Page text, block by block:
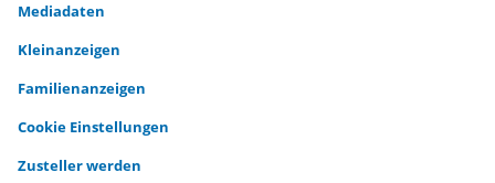
Mediadaten
Kleinanzeigen
Familienanzeigen
Cookie Einstellungen
Zusteller werden